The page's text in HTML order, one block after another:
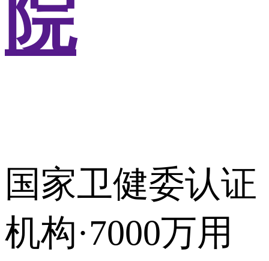
院
国家卫健委认证
机构·7000万用